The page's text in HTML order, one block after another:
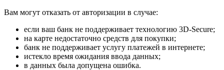
Вам могут отказать от авторизации в случае:
если ваш банк не поддерживает технологию 3D-Secure;
на карте недостаточно средств для покупки;
банк не поддерживает услугу платежей в интернете;
истекло время ожидания ввода данных;
в данных была допущена ошибка.